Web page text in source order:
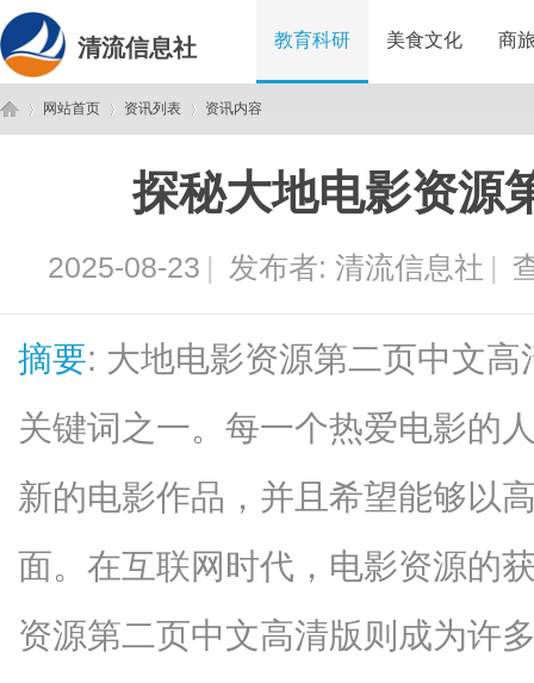
清流信息社 教育科研 美食文化 商
网站首页 资讯列表
›
资讯内容
探秘大地电影资源
2025-08-23 | 发布者: 清流信息社 |
摘要: 大地电影资源第二页中文
关键词之一。每一个热爱电影的
新的电影作品，并且希望能够以
面。在互联网时代，电影资源的
资源第二页中文高清版则成为许